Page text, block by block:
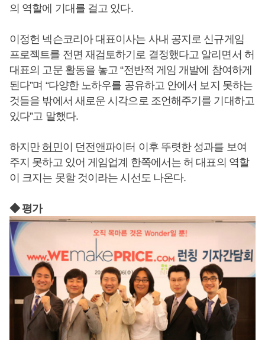
의 역할에 기대를 걸고 있다.
이정헌 넥슨코리아 대표이사는 사내 공지로 신규게임
프로젝트를 전면 재검토하기로 결정했다고 알리면서 허
대표의 고문 활동을 놓고 “전반적 게임 개발에 참여하게
된다”며 “다양한 노하우를 공유하고 안에서 보지 못하는
것들을 밖에서 새로운 시각으로 조언해주기를 기대하고
있다”고 말했다.
하지만허민이 던전앤파이터 이후 뚜렷한 성과를 보여
주지 못하고 있어 게임업계 한쪽에서는 허 대표의 역할
이 크지는 못할 것이라는 시선도 나온다.
◆ 평가